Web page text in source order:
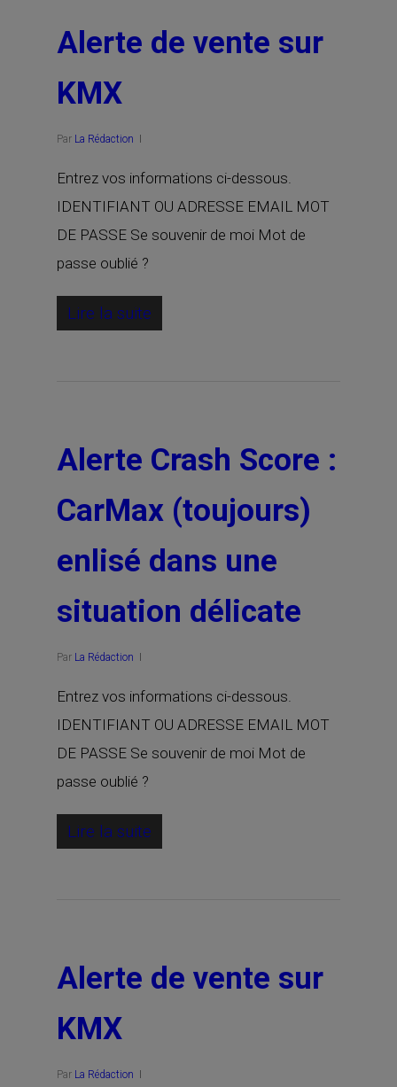
Alerte de vente sur
KMX
Par La Rédaction
Entrez vos informations ci-dessous.
IDENTIFIANT OU ADRESSE EMAIL MOT
DE PASSE Se souvenir de moi Mot de
passe oublié ?
Lire la suite
Alerte Crash Score :
CarMax (toujours)
enlisé dans une
situation délicate
Par La Rédaction
Entrez vos informations ci-dessous.
IDENTIFIANT OU ADRESSE EMAIL MOT
DE PASSE Se souvenir de moi Mot de
passe oublié ?
Lire la suite
Alerte de vente sur
KMX
Par La Rédaction